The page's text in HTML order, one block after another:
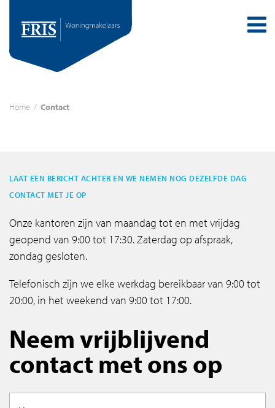
Home / Contact
LAAT EEN BERICHT ACHTER EN WE NEMEN NOG DEZELFDE DAG
CONTACT MET JE OP
Onze kantoren zijn van maandag tot en met vrijdag
geopend van 9:00 tot 17:30. Zaterdag op afspraak,
zondag gesloten.
Telefonisch zijn we elke werkdag bereikbaar van 9:00 tot
20:00, in het weekend van 9:00 tot 17:00.
Neem vrijblijvend
contact met ons op